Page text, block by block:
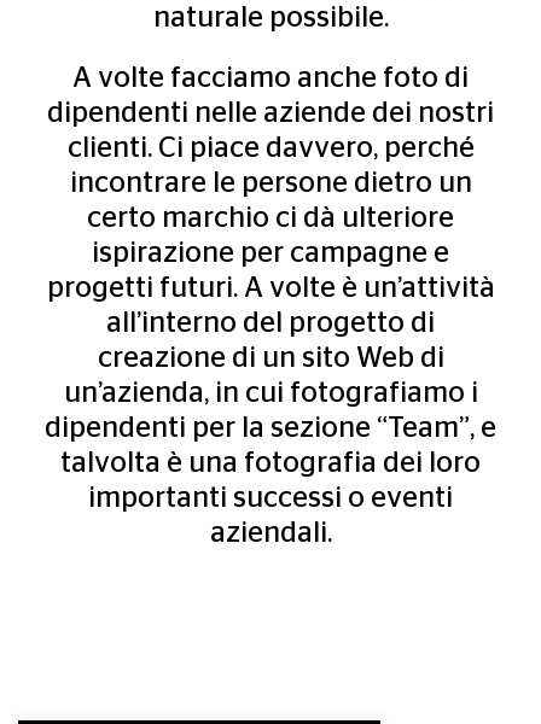
naturale possibile.
A volte facciamo anche foto di
dipendenti nelle aziende dei nostri
clienti. Ci piace davvero, perché
incontrare le persone dietro un
certo marchio ci dà ulteriore
ispirazione per campagne e
progetti futuri. A volte è un’attività
all’interno del progetto di
creazione di un sito Web di
un’azienda, in cui fotografiamo i
dipendenti per la sezione “Team”, e
talvolta è una fotografia dei loro
importanti successi o eventi
aziendali.